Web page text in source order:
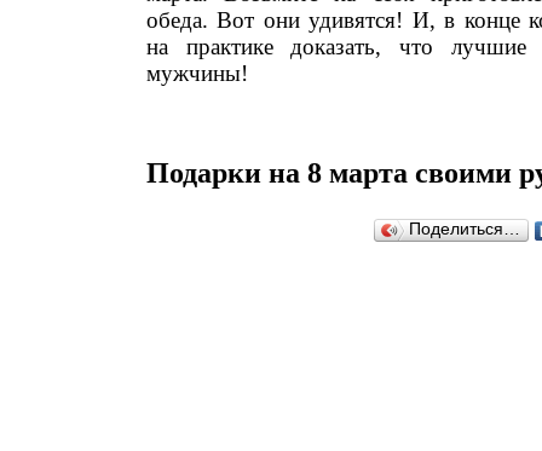
обеда. Вот они удивятся! И, в конце
на практике доказать, что
мужчины!
Подарки на 8 марта своими
Поделиться…